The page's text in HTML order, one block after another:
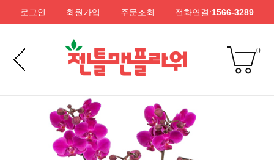
로그인 회원가입 주문조회 전화연결:1566-3289
0